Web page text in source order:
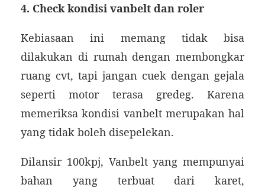
4. Check kondisi vanbelt dan roler
Kebiasaan ini memang tidak bisa
dilakukan di rumah dengan membongkar
ruang cvt, tapi jangan cuek dengan gejala
seperti motor terasa gredeg. Karena
memeriksa kondisi vanbelt merupakan hal
yang tidak boleh disepelekan.
Dilansir 100kpj, Vanbelt yang mempunyai
bahan yang terbuat dari karet,